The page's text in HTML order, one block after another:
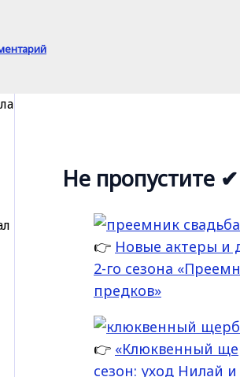
Не пропустите
👉 Новые актеры и
2-го сезона
предков»
👉 «Клюквенный
сезон: уход Нилай